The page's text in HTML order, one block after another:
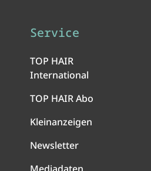
Service
TOP HAIR
International
TOP HAIR Abo
Kleinanzeigen
Newsletter